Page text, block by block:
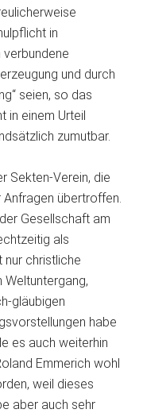
in
verbundene
und durch
seien, so das
in einem Urteil
zumutbar.
Sekten-Verein, die
übertroffen.
Gesellschaft am
als
nur christliche
Weltuntergang,
gläubigen
habe
es auch weiterhin
Emmerich wohl
weil dieses
aber auch sehr